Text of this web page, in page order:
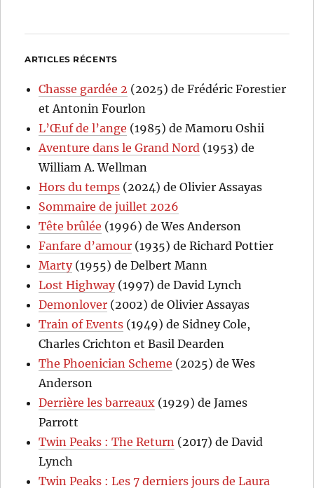
ARTICLES RÉCENTS
Chasse gardée 2 (2025) de Frédéric Forestier
et Antonin Fourlon
L’Œuf de l’ange (1985) de Mamoru Oshii
Aventure dans le Grand Nord (1953) de
William A. Wellman
Hors du temps (2024) de Olivier Assayas
Sommaire de juillet 2026
Tête brûlée (1996) de Wes Anderson
Fanfare d’amour (1935) de Richard Pottier
Marty(1955) de Delbert Mann
Lost Highway(1997) de David Lynch
Demonlover (2002) de Olivier Assayas
Train of Events (1949) de Sidney Cole,
Charles Crichton et Basil Dearden
The Phoenician Scheme (2025) de Wes
Anderson
Derrière les barreaux (1929) de James
Parrott
Twin Peaks : The Return (2017) de David
Lynch
Twin Peaks : Les 7 derniers jours de Laura